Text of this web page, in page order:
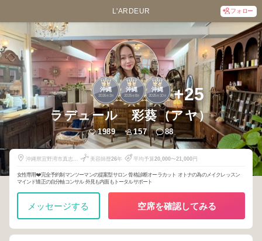
L'ARDEUR フォロー
1
沖縄
2026年3月
1
沖縄
2025年8月
2
沖縄
2025年 10月 +25
ラデュール 彩葵（アヤ）
1989 157 88
沖縄県宜野湾市真志喜
美容師歴26年 平均予算20,000〜21,000円
女性専用❤️完全予約制マンツーマンの提案型サロン 骨格診断オーラカット オトナの為のメイクレッスン
マインド矯正の自分軸コンサル 外見も内面もトータルサポート
メッセージする 空席を確認してみる